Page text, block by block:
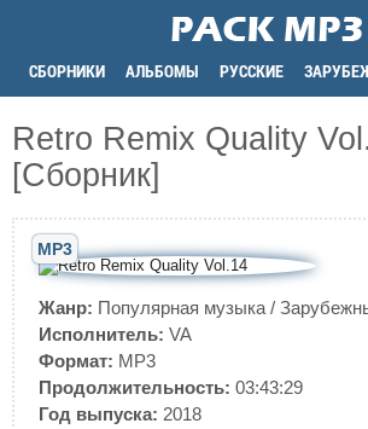
СБОРНИКИ АЛЬБОМЫ РУССКИЕ
Retro Remix Quality
[Сборник]
MP3
Жанр: Популярная музыка /
Исполнитель: VA
Формат: MP3
Продолжительность: 03:43:29
Год выпуска: 2018